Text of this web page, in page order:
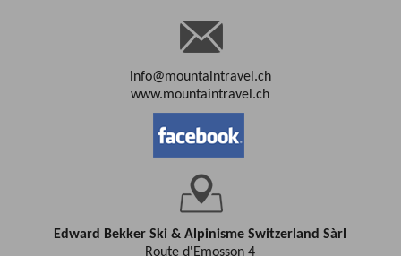
info@mountaintravel.ch
www.mountaintravel.ch
Edward Bekker Ski & Alpinisme Switzerland Sàrl
Route d'Emosson 4